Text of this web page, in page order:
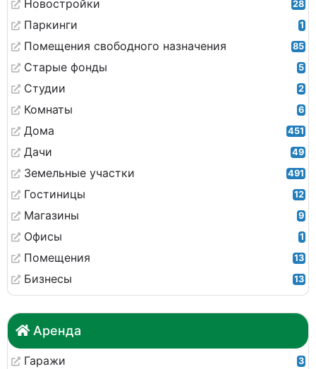
Новостройки 28
Паркинги 1
Помещения свободного назначения 85
Старые фонды 5
Студии 2
Комнаты 6
Дома 451
Дачи 49
Земельные участки 491
Гостиницы 12
Магазины 9
Офисы 1
Помещения 13
Бизнесы 13
Аренда
Гаражи 3